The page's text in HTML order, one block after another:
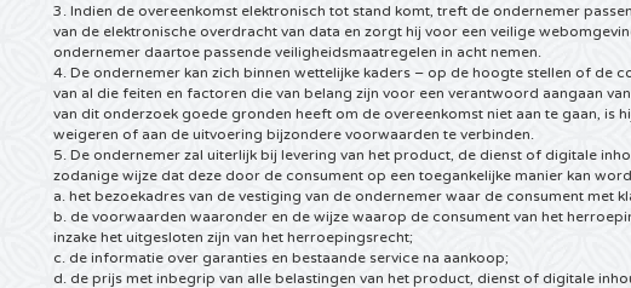
3. Indien de overeenkomst elektronisch tot stand komt, treft de ondernemer
van de elektronische overdracht van data en zorgt hij voor een veilige
ondernemer daartoe passende veiligheidsmaatregelen in acht nemen.
4. De ondernemer kan zich binnen wettelijke kaders – op de hoogte stellen of de
van al die feiten en factoren die van belang zijn voor een verantwoord aangaan
van dit onderzoek goede gronden heeft om de overeenkomst niet aan te gaan, is
weigeren of aan de uitvoering bijzondere voorwaarden te verbinden.
5. De ondernemer zal uiterlijk bij levering van het product, de dienst of digitale
zodanige wijze dat deze door de consument op een toegankelijke manier kan
a. het bezoekadres van de vestiging van de ondernemer waar de consument met
b. de voorwaarden waaronder en de wijze waarop de consument van het
inzake het uitgesloten zijn van het herroepingsrecht;
c. de informatie over garanties en bestaande service na aankoop;
d. de prijs met inbegrip van alle belastingen van het product, dienst of digitale